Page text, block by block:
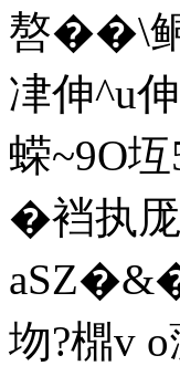
嗸��\
冿伸^u
蝾~9O
�裆执
圽?